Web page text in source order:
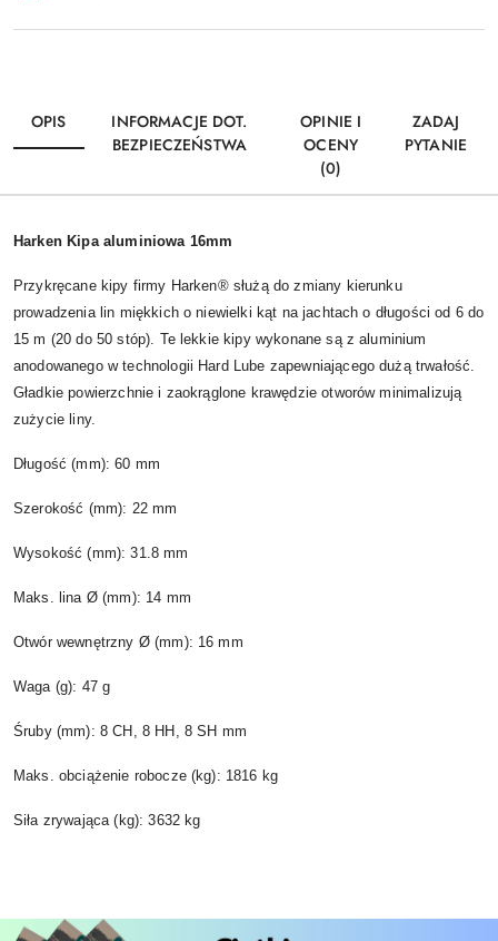
OPIS
INFORMACJE DOT.
BEZPIECZEŃSTWA
OPINIE I
OCENY
(0)
ZADAJ
PYTANIE
Harken Kipa aluminiowa 16mm
Przykręcane kipy firmy Harken® służą do zmiany kierunku
prowadzenia lin miękkich o niewielki kąt na jachtach o długości od 6 do
15 m (20 do 50 stóp). Te lekkie kipy wykonane są z aluminium
anodowanego w technologii Hard Lube zapewniającego dużą trwałość.
Gładkie powierzchnie i zaokrąglone krawędzie otworów minimalizują
zużycie liny.
Długość (mm): 60 mm
Szerokość (mm): 22 mm
Wysokość (mm): 31.8 mm
Maks. lina Ø (mm): 14 mm
Otwór wewnętrzny Ø (mm): 16 mm
Waga (g): 47 g
Śruby (mm): 8 CH, 8 HH, 8 SH mm
Maks. obciążenie robocze (kg): 1816 kg
Siła zrywająca (kg): 3632 kg